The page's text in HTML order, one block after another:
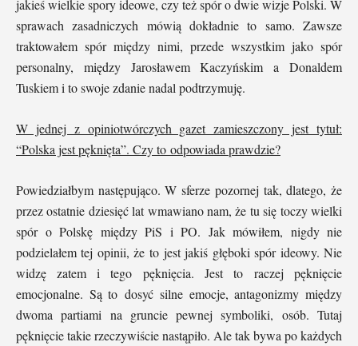
jakieś wielkie spory ideowe, czy też spór o dwie wizje Polski. W
sprawach zasadniczych mówią dokładnie to samo. Zawsze
traktowałem spór między nimi, przede wszystkim jako spór
personalny, między Jarosławem Kaczyńskim a Donaldem
Tuskiem i to swoje zdanie nadal podtrzymuję.
W jednej z opiniotwórczych gazet zamieszczony jest tytuł:
“Polska jest pęknięta”. Czy to odpowiada prawdzie?
Powiedziałbym następująco. W sferze pozornej tak, dlatego, że
przez ostatnie dziesięć lat wmawiano nam, że tu się toczy wielki
spór o Polskę między PiS i PO. Jak mówiłem, nigdy nie
podzielałem tej opinii, że to jest jakiś głęboki spór ideowy. Nie
widzę zatem i tego pęknięcia. Jest to raczej pęknięcie
emocjonalne. Są to dosyć silne emocje, antagonizmy między
dwoma partiami na gruncie pewnej symboliki, osób. Tutaj
pęknięcie takie rzeczywiście nastąpiło. Ale tak bywa po każdych